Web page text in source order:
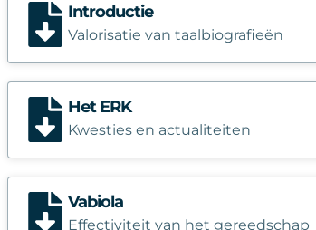
Introductie
Valorisatie van taalbiografieën
Het ERK
Kwesties en actualiteiten
Vabiola
Effectiviteit van het gereedschap